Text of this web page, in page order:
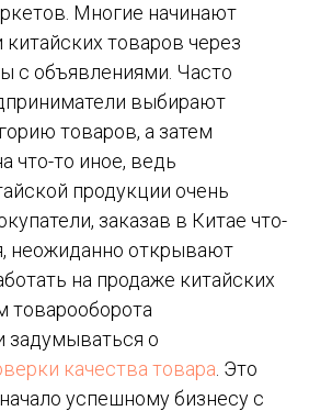
Многие начинают
товаров через
с объявлениями. Часто
выбирают
товаров, а затем
что-то иное, ведь
продукции очень
заказав в Китае что-
неожиданно открывают
на продаже китайских
товарооборота
задумываться о
качества товара . Это
успешному бизнесу с